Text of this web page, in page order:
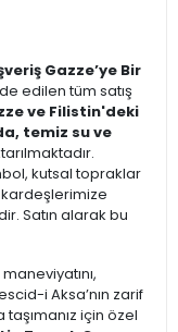
Gazze’ye Bir
edilen tüm satış
ve Filistin'deki
temiz su ve
kutsal topraklar
Satın alarak bu
i Aksa’nın zarif
için özel